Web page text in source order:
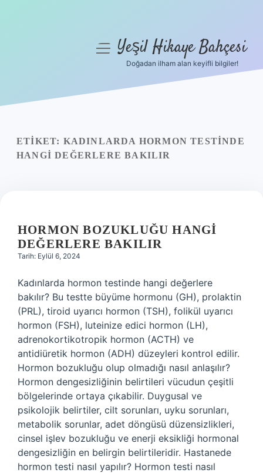
Yasal Uyarı
menüyüYeşil Hikaye Bahçesi
Doğadan ilham alan keyifli bilgiler!
ETIKET: KADINLARDA HORMON TESTINDE
HANGI DEĞERLERE BAKILIR
HORMON BOZUKLUĞU HANGI
DEĞERLERE BAKILIR
Tarih: Eylül 6, 2024
Kadınlarda hormon testinde hangi değerlere
bakılır? Bu testte büyüme hormonu (GH), prolaktin
(PRL), tiroid uyarıcı hormon (TSH), folikül uyarıcı
hormon (FSH), luteinize edici hormon (LH),
adrenokortikotropik hormon (ACTH) ve
antidiüretik hormon (ADH) düzeyleri kontrol edilir.
Hormon bozukluğu olup olmadığı nasıl anlaşılır?
Hormon dengesizliğinin belirtileri vücudun çeşitli
bölgelerinde ortaya çıkabilir. Duygusal ve
psikolojik belirtiler, cilt sorunları, uyku sorunları,
metabolik sorunlar, adet döngüsü düzensizlikleri,
cinsel işlev bozukluğu ve enerji eksikliği hormonal
dengesizliğin en belirgin belirtileridir. Hastanede
hormon testi nasıl yapılır? Hormon testi nasıl